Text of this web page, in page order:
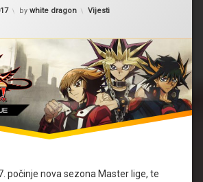
by white dragon Kategorije:
Vijesti
počinje nova sezona Master lige, te